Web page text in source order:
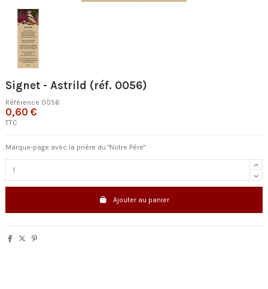
Signet - Astrild (réf. 0056)
Référence 0056
0,60 €
TTC
Marque-page avec la prière du "Notre Père"
Ajouter au panier